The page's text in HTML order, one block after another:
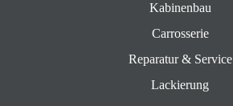
Kabinenbau
Carrosserie
Reparatur & Service
Lackierung